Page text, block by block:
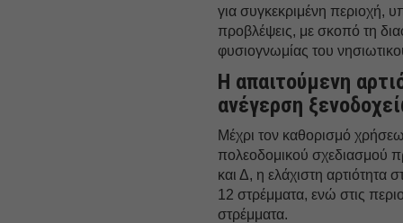
για συγκεκριμένη περιοχή,
προβλέψεις, με σκοπό τη
φυσιογνωμίας του
Η απαιτούμενη
ανέγερση
Μέχρι τον καθορισμό
πολεοδομικού σχεδιασμού
και Δ, η ελάχιστη αρτιότητα
12 στρέμματα, ενώ στις
στρέμματα.